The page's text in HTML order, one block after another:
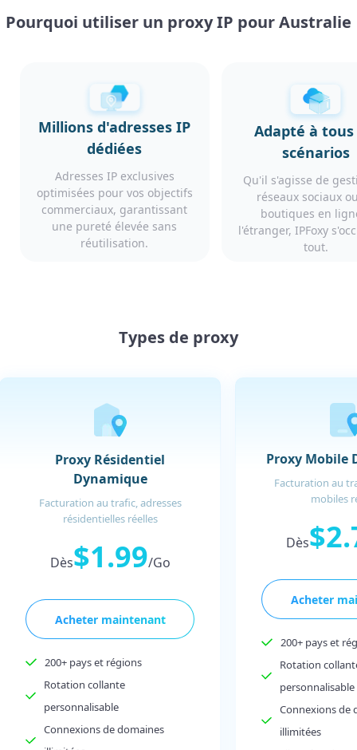
Pourquoi utiliser un proxy IP pour Australie
Millions d'adresses IP
dédiées
Adresses IP exclusives
optimisées pour vos objectifs
commerciaux, garantissant
une pureté élevée sans
réutilisation.
Adapté à tous
scénarios
Qu'il s'agisse de
réseaux sociaux
boutiques en
l'étranger, IPFoxy
tout.
Types de proxy
Proxy Résidentiel
Dynamique
Facturation au trafic, adresses
résidentielles réelles
Dès$1.99/Go
Acheter maintenant
200+ pays et régions
Rotation collante
personnalisable
Connexions de domaines
Proxy Mobile
Facturation au
mobiles
Dès
Acheter
200+ pays et
Rotation
personnalisable
Connexions de
illimitées